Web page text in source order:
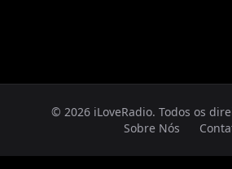
© 2026 iLoveRadio. Todos os
Sobre Nós